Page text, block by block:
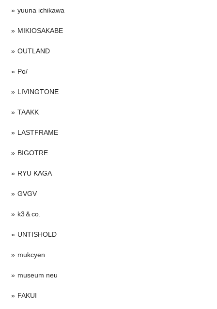
yuuna ichikawa
MIKIOSAKABE
OUTLAND
Po/
LIVINGTONE
TAAKK
LASTFRAME
BIGOTRE
RYU KAGA
GVGV
k3＆co.
UNTISHOLD
mukcyen
museum neu
FAKUI